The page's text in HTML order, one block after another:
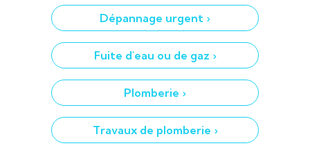
Dépannage urgent ›
Fuite d'eau ou de gaz ›
Plomberie ›
Travaux de plomberie ›